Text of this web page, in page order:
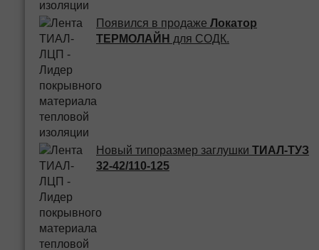
Появился в продаже Локатор
ТЕРМОЛАЙН для СОДК.
Новый типоразмер заглушки ТИАЛ-ТУЗ
32-42/110-125